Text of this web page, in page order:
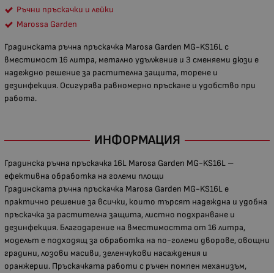
Ръчни пръскачки и лейки
Marossa Garden
Градинската ръчна пръскачка Marosa Garden MG-KS16L с
вместимост 16 литра, метално удължение и 3 сменяеми дюзи е
надеждно решение за растителна защита, торене и
дезинфекция. Осигурява равномерно пръскане и удобство при
работа.
ИНФОРМАЦИЯ
Градинска ръчна пръскачка 16L Marosa Garden MG-KS16L –
ефективна обработка на големи площи
Градинската ръчна пръскачка Marosa Garden MG-KS16L е
практично решение за всички, които търсят надеждна и удобна
пръскачка за растителна защита, листно подхранване и
дезинфекция. Благодарение на вместимостта от 16 литра,
моделът е подходящ за обработка на по-големи дворове, овощни
градини, лозови масиви, зеленчукови насаждения и
оранжерии. Пръскачката работи с ръчен помпен механизъм,